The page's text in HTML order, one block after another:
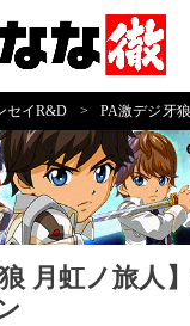
セイR&D > PA激デジ牙
月虹ノ旅人